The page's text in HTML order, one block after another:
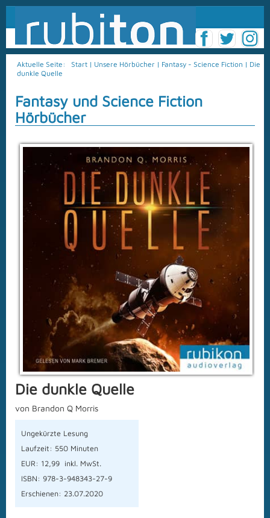
Aktuelle Seite: Start | Unsere Hörbücher | Fantasy - Science Fiction | Die
dunkle Quelle
Fantasy und Science Fiction
Hörbücher
Die dunkle Quelle
von Brandon Q Morris
Ungekürzte Lesung
Laufzeit: 550 Minuten
EUR: 12,99 inkl. MwSt.
ISBN: 978-3-948343-27-9
Erschienen: 23.07.2020